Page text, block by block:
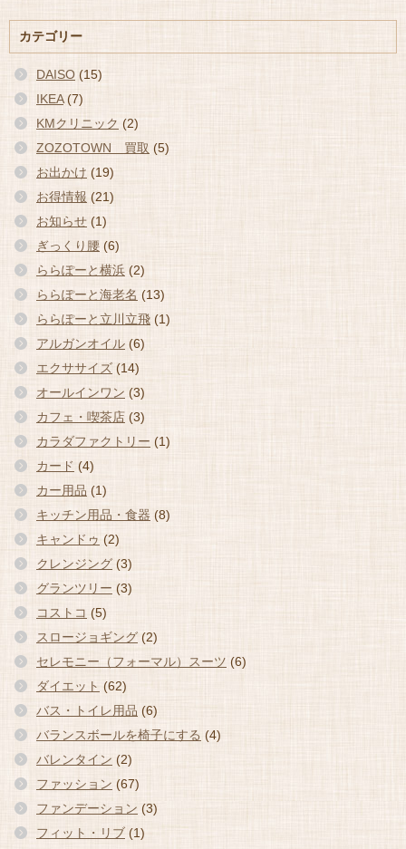
カテゴリー
DAISO (15)
IKEA(7)
KMクリニック (2)
ZOZOTOWN 買取 (5)
お出かけ (19)
お得情報 (21)
お知らせ (1)
ぎっくり腰 (6)
ららぽーと横浜 (2)
ららぽーと海老名 (13)
ららぽーと立川立飛 (1)
アルガンオイル (6)
エクササイズ (14)
オールインワン (3)
カフェ・喫茶店 (3)
カラダファクトリー (1)
カード (4)
カー用品 (1)
キッチン用品・食器 (8)
キャンドゥ (2)
クレンジング (3)
グランツリー (3)
コストコ (5)
スロージョギング (2)
セレモニー（フォーマル）スーツ (6)
ダイエット (62)
バス・トイレ用品 (6)
バランスボールを椅子にする (4)
バレンタイン (2)
ファッション (67)
ファンデーション (3)
フィット・リブ (1)